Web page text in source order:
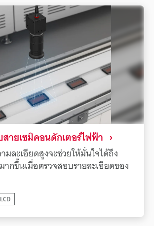
บนชิ้นส่วนโลหะ เช่น ตัว UQD นั้นเป็น
หรับเครื่องอ่านโค้ดทั่วไปในการอ่าน
พ เนื่องจากการสะท้อนแสงแบบ
ลักษณะเฉพาะของวัสดุและการบิด
ที่มาร์ก ข้อผิดพลาดในการอ่านนำไปสู่
รผลิตที่ลดลงและความเสี่ยงในการ
อย่างมีนัยสำคัญโดยตรงเครื่องอ่าน
ของ KEYENCE ซีรีส์ SR-X ช่วยแก้
X มีฟิลเตอร์แบบโพลาไรซ์ในตัวที่
อนแสงที่รุนแรงจากพื้นผิวโลหะได้
าพ นอกจากนี้ อัลกอริธึมการอ่านที่
สูงยังช่วยแก้ไขการบิดเบี้ยวของกา
ำให้สามารถอ่านโค้ด 2D ด้วย
มีเสถียรภาพแม้ในสภาวะที่เคยถือว่า
ยีนี้ทำให้สามารถจับโค้ดของ UQD ที่
านลำเลียงได้อย่างน่าเชื่อถือ และ
ฑ์แต่ละรายการกับข้อมูลการทดสอบ
เลียมแบบเรียลไทม์ การนำซีรีส์ SR-X
ายเซมิคอนดักเตอร์ไฟฟ้า
มละเอียดสูงจะช่วยให้มั่นใจได้ถึง
กขึ้นเมื่อตรวจสอบรายละเอียดของ